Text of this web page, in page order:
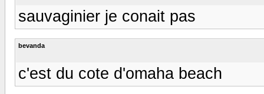
sauvaginier je conait pas
bevanda
c'est du cote d'omaha beach